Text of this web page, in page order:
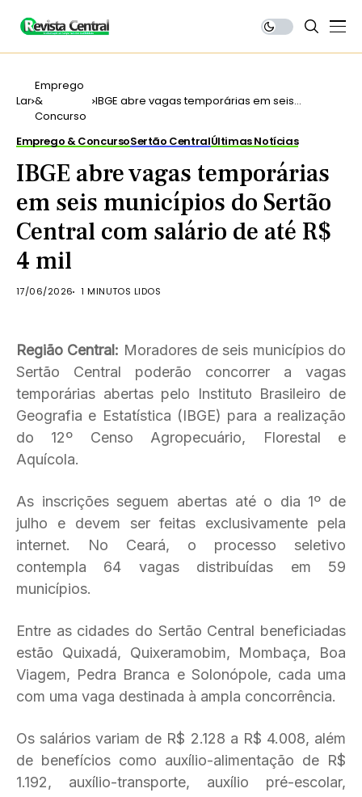
Lar
Emprego
&
Concurso
IBGE abre vagas temporárias em seis
Emprego & ConcursoSertão CentralÚltimas Notícias
IBGE abre vagas temporárias
em seis municípios do Sertão
Central com salário de até R$
4 mil
17/06/2026 1 MINUTOS LIDOS
Região Central: Moradores de seis municípios do
Sertão Central poderão concorrer a vagas
temporárias abertas pelo Instituto Brasileiro de
Geografia e Estatística (IBGE) para a realização
do 12º Censo Agropecuário, Florestal e
Aquícola.
As inscrições seguem abertas até o dia 1º de
julho e devem ser feitas exclusivamente pela
internet. No Ceará, o processo seletivo
contempla 64 vagas distribuídas em 59
municípios.
Entre as cidades do Sertão Central beneficiadas
estão Quixadá, Quixeramobim, Mombaça, Boa
Viagem, Pedra Branca e Solonópole, cada uma
com uma vaga destinada à ampla concorrência.
Os salários variam de R$ 2.128 a R$ 4.008, além
de benefícios como auxílio-alimentação de R$
1.192, auxílio-transporte, auxílio pré-escolar,